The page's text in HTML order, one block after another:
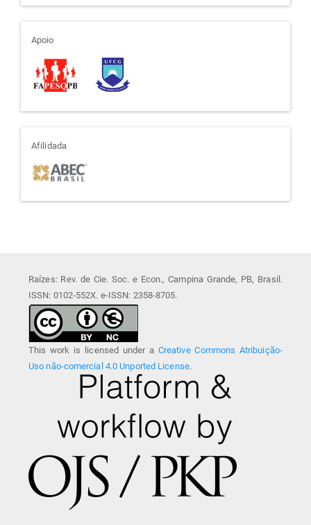
apoio
Apoio
afiliada
Afilidada
Raízes: Rev. de Cie. Soc. e Econ., Campina Grande, PB, Brasil.
ISSN: 0102-552X. e-ISSN: 2358-8705.
This work is licensed under a Creative Commons Atribuição-
Uso não-comercial 4.0 Unported License.